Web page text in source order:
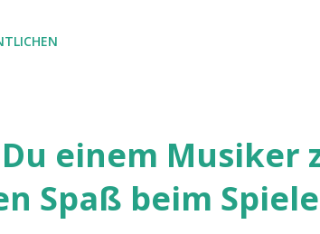
einem Musiker
Spaß beim